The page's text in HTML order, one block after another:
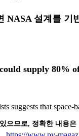
NASA 설계를 기
supply 80%
suggests that
으므로, 정확한 내용